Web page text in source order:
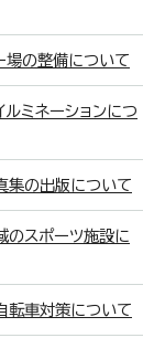
場の整備について
ルミネーションにつ
集の出版について
のスポーツ施設に
転車対策について